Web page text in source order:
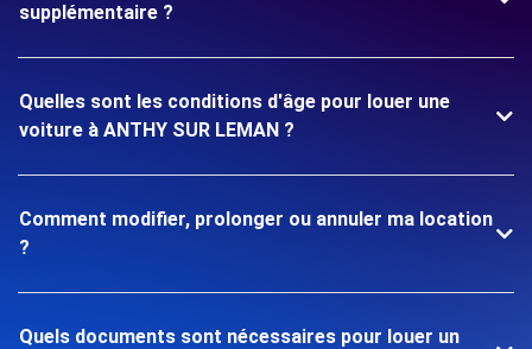
supplémentaire ?
Quelles sont les conditions d'âge pour louer une
voiture à ANTHY SUR LEMAN ?
Comment modifier, prolonger ou annuler ma location
?
Quels documents sont nécessaires pour louer un